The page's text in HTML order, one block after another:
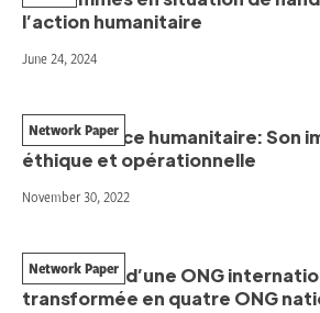
l’action humanitaire
June 24, 2024
La résistance humanitaire: Son
éthique et opérationnelle
Network Paper
November 30, 2022
L’itinéraire d’une ONG
transformée en quatre ONG
Network Paper